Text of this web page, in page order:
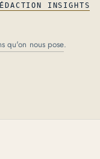
INSIGHTS
qu'on nous pose.